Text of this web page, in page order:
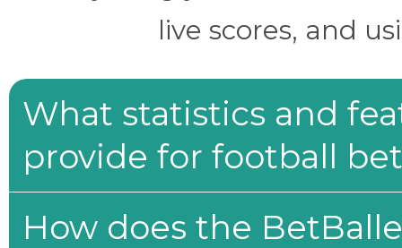
live scores, and
What statistics and
provide for football
How does the